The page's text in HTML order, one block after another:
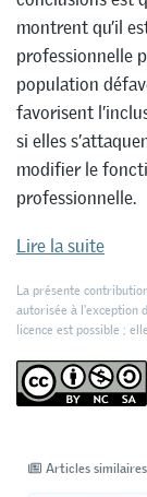
montrent qu’il
professionnelle
population
favorisent
si elles
modifier le
professionnelle.
Lire la suite
La présente
autorisée à l'exception
licence est possible ;
Articles similaires